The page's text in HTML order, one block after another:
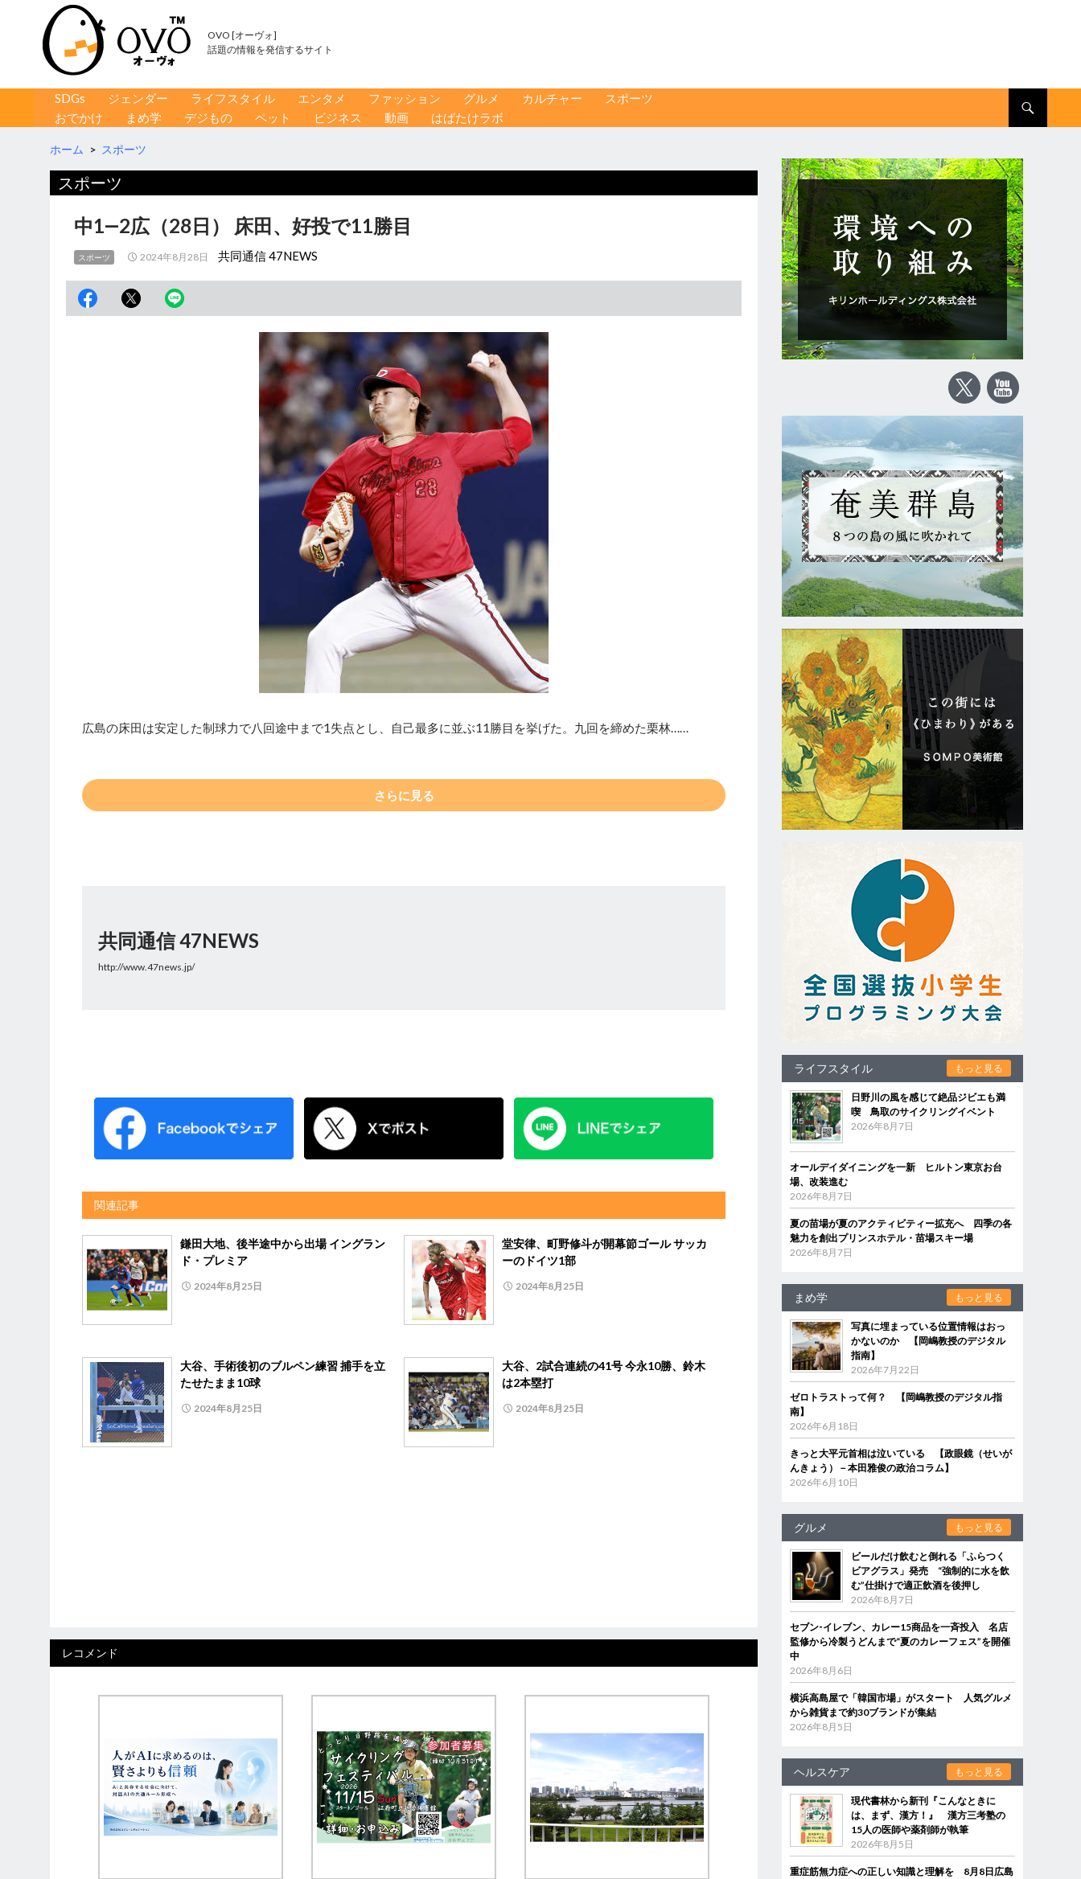
OVO [オーヴォ]
話題の情報を発信するサイト
コンテンツへ移動
SDGs ジェンダー ライフスタイル エンタメ ファッション グルメ カルチャー
スポーツ
おでかけ
まめ学 デジもの ペット ビジネス 動画 はばたけラボ
ホーム > スポーツ
スポーツ
中1―2広（28日） 床田、好投で11勝目
スポーツ 2024年8月28日 共同通信 47NEWS
広島の床田は安定した制球力で八回途中まで1失点とし、自己最多に並ぶ11勝目を挙げた。九回を締めた栗林……
さらに見る
共同通信 47NEWS
http://www.47news.jp/
関連記事
鎌田大地、後半途中から出場 イングラン
ド・プレミア
2024年8月25日
堂安律、町野修斗が開幕節ゴール サッカ
ーのドイツ1部
2024年8月25日
大谷、手術後初のブルペン練習 捕手を立
たせたまま10球
2024年8月25日
大谷、2試合連続の41号 今永10勝、鈴木
は2本塁打
2024年8月25日
レコメンド
ライフスタイル もっと見る
日野川の風を感じて絶品ジビエも満
喫 鳥取のサイクリングイベント
2026年8月7日
オールデイダイニングを一新 ヒルトン東京お台
場、改装進む
2026年8月7日
夏の苗場が夏のアクティビティー拡充へ 四季の各
魅力を創出プリンスホテル・苗場スキー場
2026年8月7日
まめ学 もっと見る
写真に埋まっている位置情報はおっ
かないのか 【岡嶋教授のデジタル
指南】
2026年7月22日
ゼロトラストって何？ 【岡嶋教授のデジタル指
南】
2026年6月18日
きっと大平元首相は泣いている 【政眼鏡（せいが
んきょう）－本田雅俊の政治コラム】
2026年6月10日
グルメ もっと見る
ビールだけ飲むと倒れる「ふらつく
ビアグラス」発売 “強制的に水を飲
む”仕掛けで適正飲酒を後押し
2026年8月7日
セブン‐イレブン、カレー15商品を一斉投入 名店
監修から冷製うどんまで“夏のカレーフェス”を開催
中
2026年8月6日
横浜高島屋で「韓国市場」がスタート 人気グルメ
から雑貨まで約30ブランドが集結
2026年8月5日
ヘルスケア もっと見る
現代書林から新刊『こんなときに
は、まず、漢方！』 漢方三考塾の
15人の医師や薬剤師が執筆
2026年8月5日
重症筋無力症への正しい知識と理解を 8月8日広島